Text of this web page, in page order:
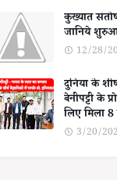
कुख्यात
जानिये
12/28/
दुनिया के
बेनीपट्टी के
लिए मिला
3/20/